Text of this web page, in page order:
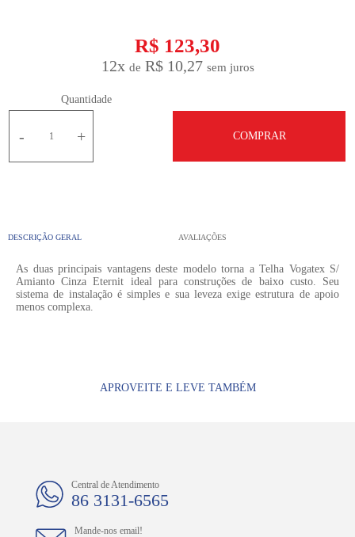
R$ 123,30
12x R$ 10,27
Quantidade
- + COMPRAR
DESCRIÇÃO GERAL AVALIAÇÕES
As duas principais vantagens deste modelo torna a Telha Vogatex S/
Amianto Cinza Eternit ideal para construções de baixo custo. Seu
sistema de instalação é simples e sua leveza exige estrutura de apoio
menos complexa.
APROVEITE E LEVE TAMBÉM
Central de Atendimento
86 3131-6565
Mande-nos email!